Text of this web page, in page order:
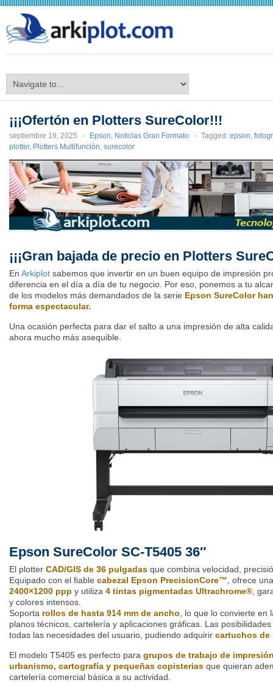
¡¡¡Ofertón en Plotters SureColor!!!
septiembre 19, 2025 - Epson, Noticias Gran Formato - Tagged: epson,
plotter, Plotters Multifunción, surecolor
¡¡¡Gran bajada de precio en Plotters
En Arkiplot sabemos que invertir en un buen equipo de impresión
diferencia en el día a día de tu negocio. Por eso, ponemos a tu
de los modelos más demandados de la serie Epson SureColor
forma espectacular.
Una ocasión perfecta para dar el salto a una impresión de alta
ahora mucho más asequible.
Epson SureColor SC-T5405 36″
El plotter CAD/GIS de 36 pulgadas que combina velocidad,
Equipado con el fiable cabezal Epson PrecisionCore™, ofrece
2400×1200 ppp y utiliza 4 tintas pigmentadas Ultrachrome®,
y colores intensos.
Soporta rollos de hasta 914 mm de ancho, lo que lo convierte en
planos técnicos, cartelería y aplicaciones gráficas. Las
todas las necesidades del usuario, pudiendo adquirir cartuchos de
El modelo T5405 es perfecto para grupos de trabajo de
urbanismo, cartografía y pequeñas copisterias que quieran
cartelería comercial básica a su actividad.